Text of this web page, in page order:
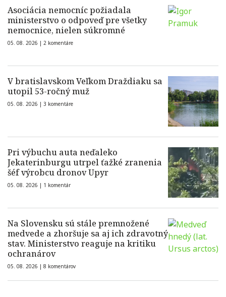
Asociácia nemocníc požiadala
ministerstvo o odpoveď pre všetky
nemocnice, nielen súkromné
05. 08. 2026 | 2 komentáre
V bratislavskom Veľkom Draždiaku sa
utopil 53-ročný muž
05. 08. 2026 | 3 komentáre
Pri výbuchu auta neďaleko
Jekaterinburgu utrpel ťažké zranenia
šéf výrobcu dronov Upyr
05. 08. 2026 | 1 komentár
Na Slovensku sú stále premnožené
medvede a zhoršuje sa aj ich zdravotný
stav. Ministerstvo reaguje na kritiku
ochranárov
05. 08. 2026 | 8 komentárov